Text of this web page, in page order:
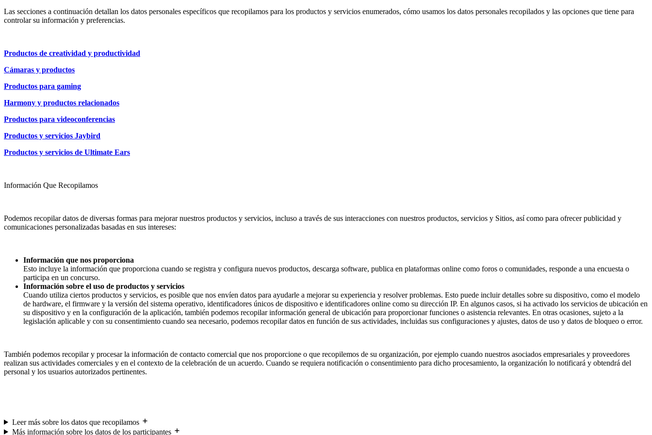
Las secciones a continuación detallan los datos personales específicos que recopilamos para los productos y servicios enumerados, cómo usamos los datos personales recopilados y las opciones que tiene para
controlar su información y preferencias.
Productos de creatividad y productividad
Cámaras y productos
Productos para gaming
Harmony y productos relacionados
Productos para videoconferencias
Productos y servicios Jaybird
Productos y servicios de Ultimate Ears
Información Que Recopilamos
Podemos recopilar datos de diversas formas para mejorar nuestros productos y servicios, incluso a través de sus interacciones con nuestros productos, servicios y Sitios, así como para ofrecer publicidad y
comunicaciones personalizadas basadas en sus intereses:
Información que nos proporciona
Esto incluye la información que proporciona cuando se registra y configura nuevos productos, descarga software, publica en plataformas online como foros o comunidades, responde a una encuesta o
participa en un concurso.
Información sobre el uso de productos y servicios
Cuando utiliza ciertos productos y servicios, es posible que nos envíen datos para ayudarle a mejorar su experiencia y resolver problemas. Esto puede incluir detalles sobre su dispositivo, como el modelo
de hardware, el firmware y la versión del sistema operativo, identificadores únicos de dispositivo e identificadores online como su dirección IP. En algunos casos, si ha activado los servicios de ubicación en
su dispositivo y en la configuración de la aplicación, también podemos recopilar información general de ubicación para proporcionar funciones o asistencia relevantes. En otras ocasiones, sujeto a la
legislación aplicable y con su consentimiento cuando sea necesario, podemos recopilar datos en función de sus actividades, incluidas sus configuraciones y ajustes, datos de uso y datos de bloqueo o error.
También podemos recopilar y procesar la información de contacto comercial que nos proporcione o que recopilemos de su organización, por ejemplo cuando nuestros asociados empresariales y proveedores
realizan sus actividades comerciales y en el contexto de la celebración de un acuerdo. Cuando se requiera notificación o consentimiento para dicho procesamiento, la organización lo notificará y obtendrá del
personal y los usuarios autorizados pertinentes.
Leer más sobre los datos que recopilamos
Más información sobre los datos de los participantes